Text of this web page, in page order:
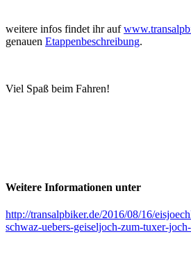
weitere infos findet ihr auf
genauen Etappenbeschreibung.
Viel Spaß beim Fahren!
Weitere Informationen unter
http://transalpbiker.de/2016/08/16/
schwaz-uebers-geiseljoch-zum-tuxer-